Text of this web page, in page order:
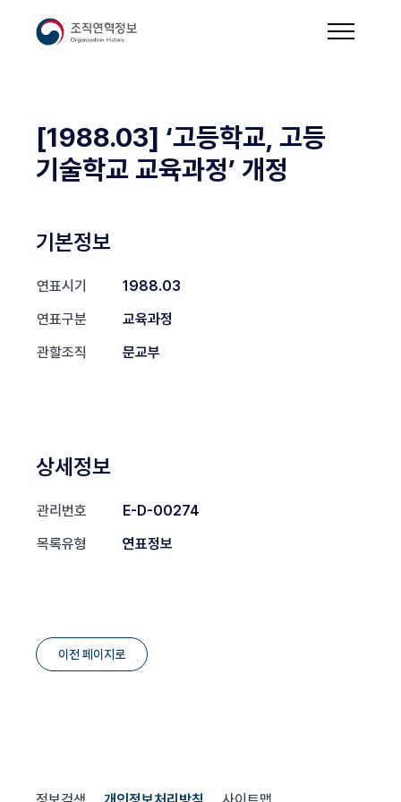
[1988.03] ‘고등학교, 고등
기술학교 교육과정’ 개정
기본정보
연표시기
1988.03
연표구분
교육과정
관할조직
문교부
상세정보
관리번호
E-D-00274
목록유형
연표정보
이전 페이지로